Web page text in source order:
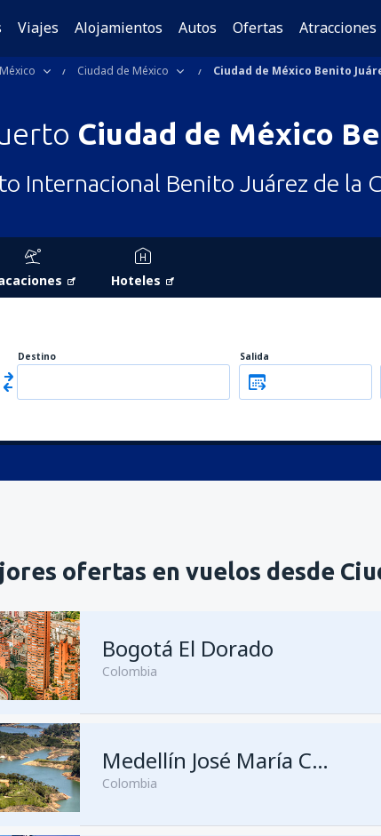
Viajes Alojamientos Autos Ofertas Atracciones
México Ciudad de México Ciudad de México Benito
Ciudad de México
Internacional Benito Juárez de la
Hoteles
Destino Salida
ofertas en vuelos desde
Bogotá El Dorado
Colombia
Medellín José María Córdova
Colombia